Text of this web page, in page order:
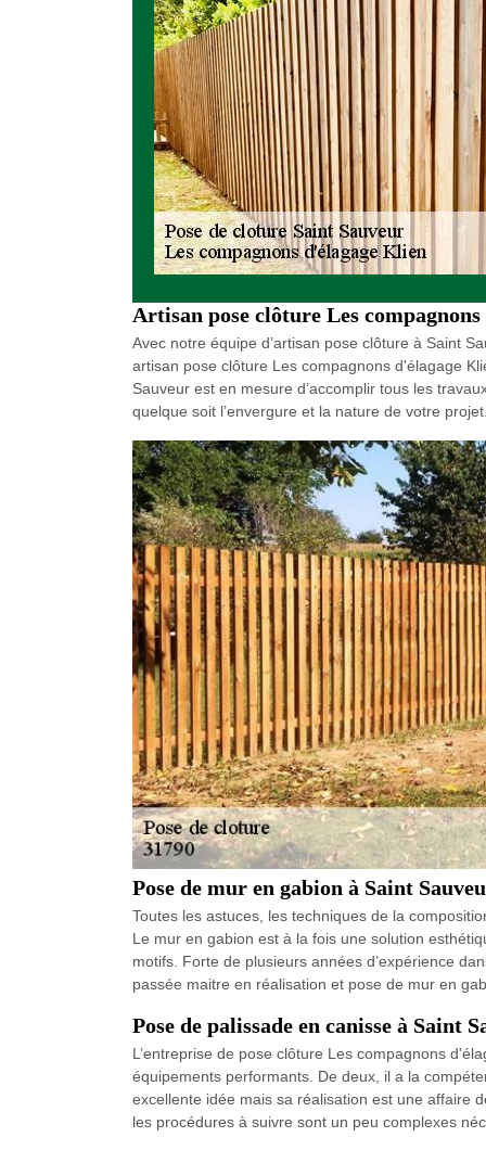
Artisan pose clôture Les
Avec notre équipe d’artisan pose clôture à Saint
artisan pose clôture Les compagnons d'élagage
Sauveur est en mesure d’accomplir tous les
quelque soit l’envergure et la nature de votre
Pose de mur en gabion à Saint
Toutes les astuces, les techniques de la
Le mur en gabion est à la fois une solution
motifs. Forte de plusieurs années d’expérience
passée maitre en réalisation et pose de mur en
Pose de palissade en canisse à Saint
L’entreprise de pose clôture Les compagnons
équipements performants. De deux, il a la
excellente idée mais sa réalisation est une affaire
les procédures à suivre sont un peu complexes